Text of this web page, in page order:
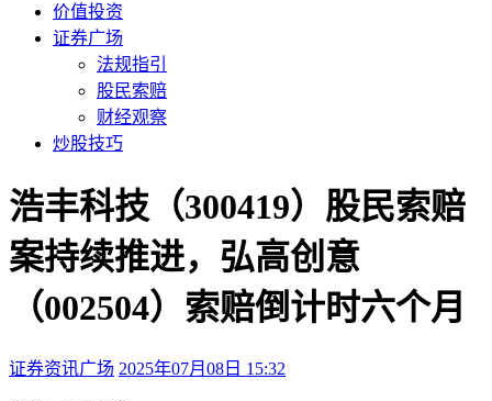
价值投资
证券广场
法规指引
股民索赔
财经观察
炒股技巧
浩丰科技（300419）股民索赔
案持续推进，弘高创意
（002504）索赔倒计时六个月
证券资讯广场 2025年07月08日 15:32